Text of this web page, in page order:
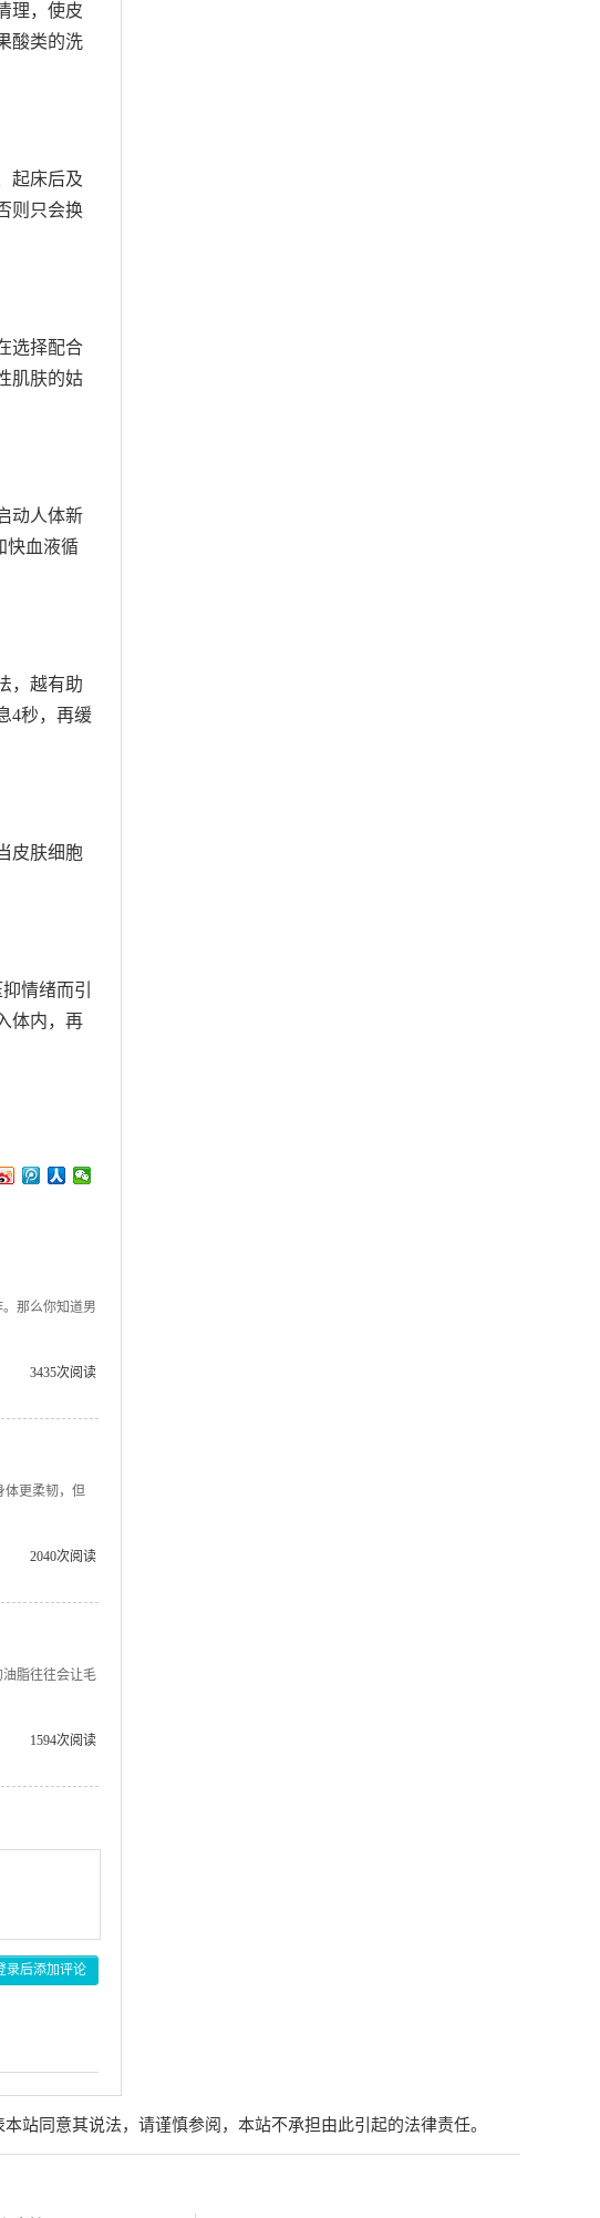
理，使皮
酸类的洗
起床后及
则只会换
选择配合
肌肤的姑
动人体新
快血液循
，越有助
4秒，再缓
皮肤细胞
情绪而引
体内，再
。那么你知道男
3435次阅读
体更柔韧，但
2040次阅读
油脂往往会让毛
1594次阅读
录后添加评论
站同意其说法，请谨慎参阅，本站不承担由此引起的法律责任。